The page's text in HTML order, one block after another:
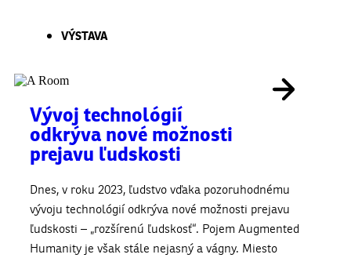
VÝSTAVA
Vývoj technológií
odkrýva nové možnosti
prejavu ľudskosti
Dnes, v roku 2023, ľudstvo vďaka pozoruhodnému
vývoju technológií odkrýva nové možnosti prejavu
ľudskosti – „rozšírenú ľudskosť“. Pojem Augmented
Humanity je však stále nejasný a vágny. Miesto